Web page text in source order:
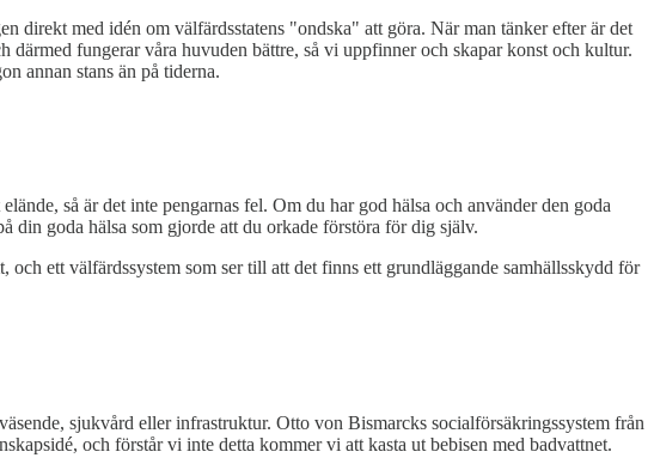
direkt med idén om välfärdsstatens "ondska" att göra. När man tänker efter är det
fungerar våra huvuden bättre, så vi uppfinner och skapar konst och kultur.
annan stans än på tiderna.
så är det inte pengarnas fel. Om du har god hälsa och använder den goda
goda hälsa som gjorde att du orkade förstöra för dig själv.
och ett välfärdssystem som ser till att det finns ett grundläggande samhällsskydd för
sjukvård eller infrastruktur. Otto von Bismarcks socialförsäkringssystem från
och förstår vi inte detta kommer vi att kasta ut bebisen med badvattnet.